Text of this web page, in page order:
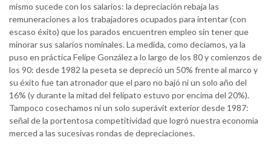
mismo sucede con los salarios: la depreciación rebaja las
remuneraciones a los trabajadores ocupados para intentar (con
escaso éxito) que los parados encuentren empleo sin tener que
minorar sus salarios nominales. La medida, como decíamos, ya la
puso en práctica Felipe González a lo largo de los 80 y comienzos de
los 90: desde 1982 la peseta se depreció un 50% frente al marco y
su éxito fue tan atronador que el paro no bajó ni un solo año del
16% (y durante la mitad del felipato estuvo por encima del 20%).
Tampoco cosechamos ni un solo superávit exterior desde 1987:
señal de la portentosa competitividad que logró nuestra economía
merced a las sucesivas rondas de depreciaciones.